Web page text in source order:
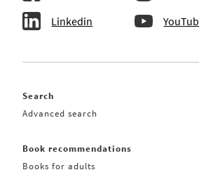
Linkedin
Search
Advanced search
Book recommendations
Books for adults